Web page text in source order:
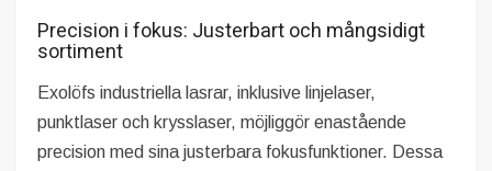
Precision i fokus: Justerbart och mångsidigt
sortiment
Exolöfs industriella lasrar, inklusive linjelaser,
punktlaser och krysslaser, möjliggör enastående
precision med sina justerbara fokusfunktioner. Dessa